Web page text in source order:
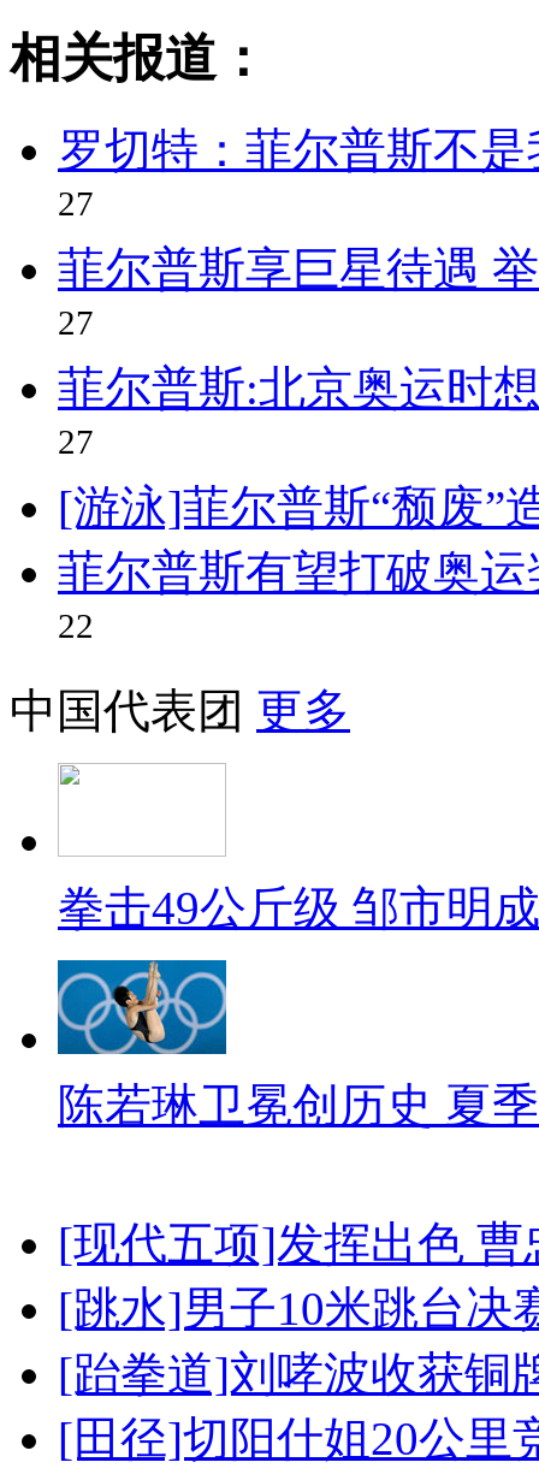
相关报道：
罗切特：菲尔普斯不
27
菲尔普斯享巨星待遇
27
菲尔普斯:北京奥运时
27
[游泳]菲尔普斯“颓废”
菲尔普斯有望打破奥
22
中国代表团 更多
拳击49公斤级 邹市明
陈若琳卫冕创历史 夏
[现代五项]发挥出色
[跳水]男子10米跳台决
[跆拳道]刘哮波收获铜
[田径]切阳什姐20公里